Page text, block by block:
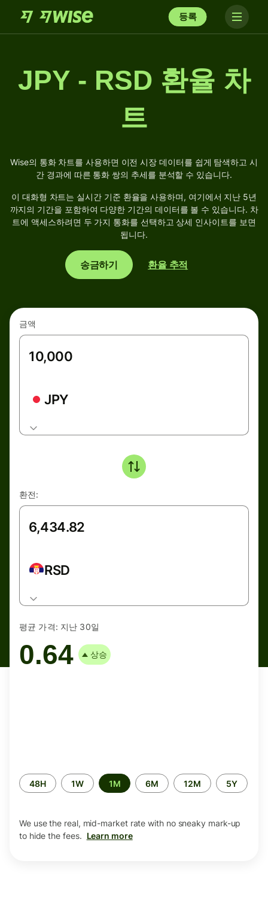
등록
JPY - RSD 환율 차
트
Wise의 통화 차트를 사용하면 이전 시장 데이터를 쉽게 탐색하고 시
간 경과에 따른 통화 쌍의 추세를 분석할 수 있습니다.
이 대화형 차트는 실시간 기준 환율을 사용하며, 여기에서 지난 5년
까지의 기간을 포함하여 다양한 기간의 데이터를 볼 수 있습니다. 차
트에 액세스하려면 두 가지 통화를 선택하고 상세 인사이트를 보면
됩니다.
송금하기 환율 추적
금액
JPY
환전:
RSD
평균 가격: 지난 30일
0.64 상승
Time
period
48H 1W 1M 6M 12M 5Y
We use the real, mid-market rate with no sneaky mark-up
to hide the fees. Learn more